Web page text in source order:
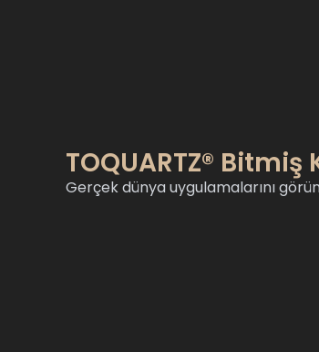
TOQUARTZ®
Gerçek dünya uygulamalarını